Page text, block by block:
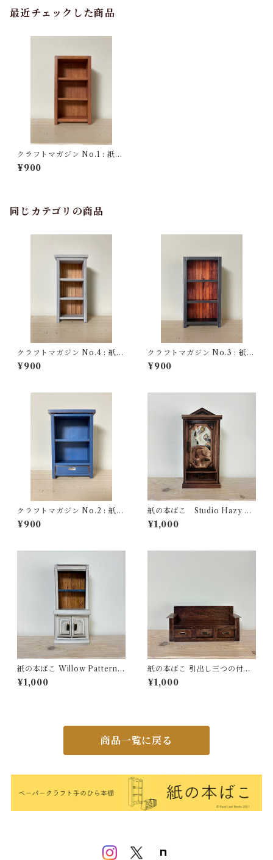
最近チェックした商品
クラフトマガジン No.1 : 紙の
本ばこ【木目の見えるヒッコ
リーの本だな】
¥900
同じカテゴリの商品
クラフトマガジン No.4 : 紙の
本ばこ【のっぽのしろい本だ
な】
¥900
クラフトマガジン No.3 : 紙の
本ばこ【おじいさんの、その
またおじいさんの本だな】
¥900
クラフトマガジン No.2 : 紙の
本ばこ【引き出しのついた群
青の本だな】
¥900
紙の本ばこ Studio Hazy Sp
ecula ※新バージョン
¥1,000
紙の本ばこ Willow Pattern
Dresser ※新バージョン
¥1,000
紙の本ばこ 引出し三つの付き
¥1,000
商品一覧に戻る